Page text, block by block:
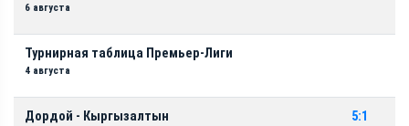
6 августа
Турнирная таблица Премьер-Лиги
4 августа
Дордой - Кыргызалтын 5:1